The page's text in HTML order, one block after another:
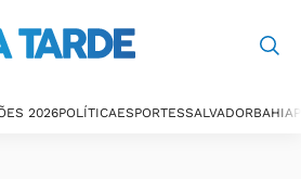
2026POLÍTICAESPORTESSALVADORBAHIA